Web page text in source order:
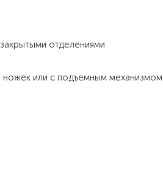
отделениями
ножек или с подъемным механизмом